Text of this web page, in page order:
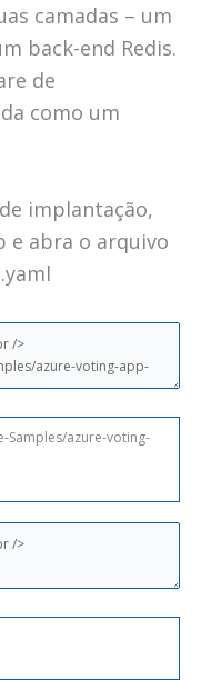
camadas – um
back-end Redis.
de
como um
implantação,
e abra o arquivo
Samples/azure-voting-